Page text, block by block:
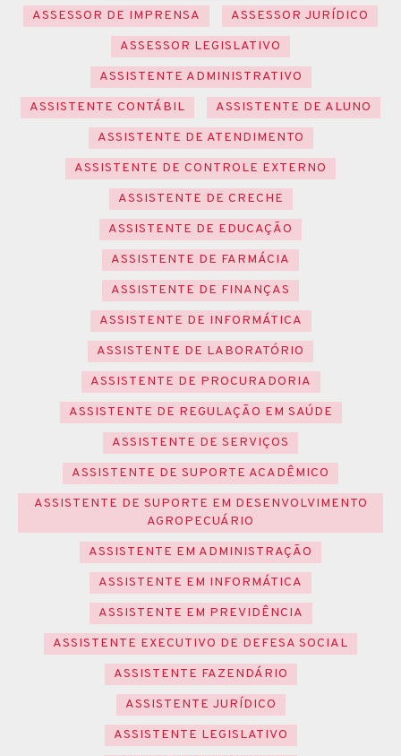
ASSESSOR DE IMPRENSA
ASSESSOR JURÍDICO
ASSESSOR LEGISLATIVO
ASSISTENTE ADMINISTRATIVO
ASSISTENTE CONTÁBIL
ASSISTENTE DE ALUNO
ASSISTENTE DE ATENDIMENTO
ASSISTENTE DE CONTROLE EXTERNO
ASSISTENTE DE CRECHE
ASSISTENTE DE EDUCAÇÃO
ASSISTENTE DE FARMÁCIA
ASSISTENTE DE FINANÇAS
ASSISTENTE DE INFORMÁTICA
ASSISTENTE DE LABORATÓRIO
ASSISTENTE DE PROCURADORIA
ASSISTENTE DE REGULAÇÃO EM SAÚDE
ASSISTENTE DE SERVIÇOS
ASSISTENTE DE SUPORTE ACADÊMICO
ASSISTENTE DE SUPORTE EM DESENVOLVIMENTO
AGROPECUÁRIO
ASSISTENTE EM ADMINISTRAÇÃO
ASSISTENTE EM INFORMÁTICA
ASSISTENTE EM PREVIDÊNCIA
ASSISTENTE EXECUTIVO DE DEFESA SOCIAL
ASSISTENTE FAZENDÁRIO
ASSISTENTE JURÍDICO
ASSISTENTE LEGISLATIVO